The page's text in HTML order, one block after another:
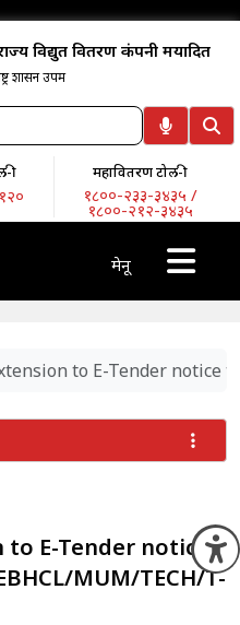
राज्य विद्युत वितरण कंपनी मर्यादित
शासन उपक्रम
महावितरण टोल-फ्री
१८००-२३३-३४३५ /
१८००-२१२-३४३५
मेनू
to E-Tender notice
to E-Tender notice
MUM/TECH/T-